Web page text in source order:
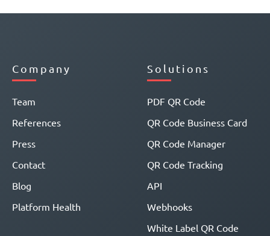
Company
Team
References
Press
Contact
Blog
Platform Health
Solutions
PDF QR Code
QR Code Business Card
QR Code Manager
QR Code Tracking
API
Webhooks
White Label QR Code